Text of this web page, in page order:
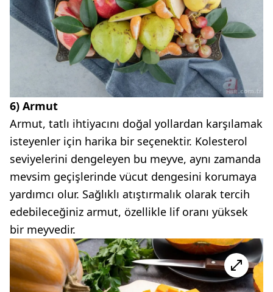
6) Armut
Armut, tatlı ihtiyacını doğal yollardan karşılamak
isteyenler için harika bir seçenektir. Kolesterol
seviyelerini dengeleyen bu meyve, aynı zamanda
mevsim geçişlerinde vücut dengesini korumaya
yardımcı olur. Sağlıklı atıştırmalık olarak tercih
edebileceğiniz armut, özellikle lif oranı yüksek
bir meyvedir.